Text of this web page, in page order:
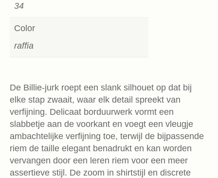
34
Color
raffia
De Billie-jurk roept een slank silhouet op dat bij
elke stap zwaait, waar elk detail spreekt van
verfijning. Delicaat borduurwerk vormt een
slabbetje aan de voorkant en voegt een vleugje
ambachtelijke verfijning toe, terwijl de bijpassende
riem de taille elegant benadrukt en kan worden
vervangen door een leren riem voor een meer
assertieve stijl. De zoom in shirtstijl en discrete